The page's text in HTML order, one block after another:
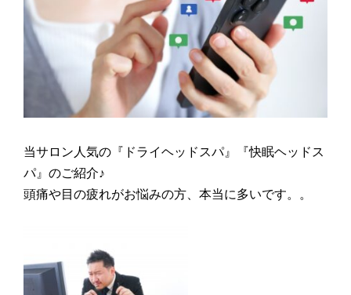
当サロン人気の『ドライヘッドスパ』『快眠ヘッドス
パ』のご紹介♪
頭痛や目の疲れがお悩みの方、本当に多いです。。